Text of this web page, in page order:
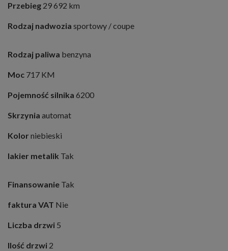
Przebieg 29 692 km
Rodzaj nadwozia sportowy / coupe
Rodzaj paliwa benzyna
Moc 717 KM
Pojemność silnika 6200
Skrzynia automat
Kolor niebieski
lakier metalik Tak
Finansowanie Tak
faktura VAT Nie
Liczba drzwi 5
Ilość drzwi 2